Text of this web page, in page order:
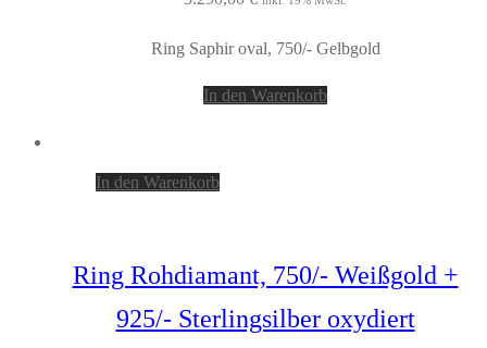
Ring Saphir oval, 750/- Gelbgold
In den Warenkorb
In den Warenkorb
Ring Rohdiamant, 750/- Weißgold +
925/- Sterlingsilber oxydiert